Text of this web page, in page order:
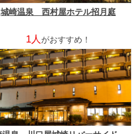
城崎温泉 西村屋ホテル招月庭
1人がおすすめ！